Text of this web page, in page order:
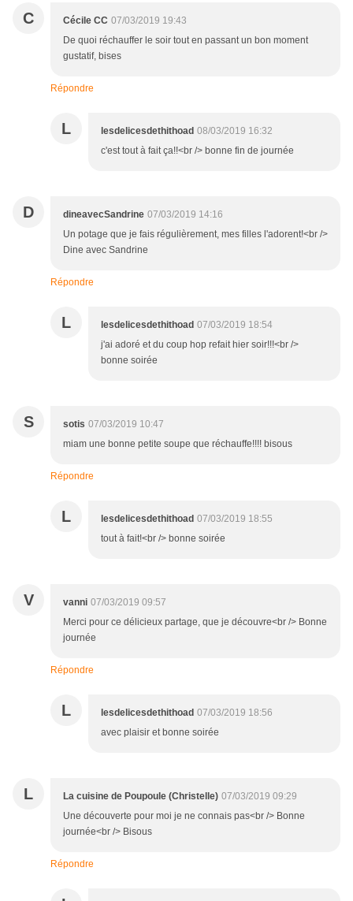
C Cécile CC 07/03/2019 19:43
De quoi réchauffer le soir tout en passant un bon moment
gustatif, bises
Répondre
L lesdelicesdethithoad 08/03/2019 16:32
c'est tout à fait ça!!<br /> bonne fin de journée
D dineavecSandrine 07/03/2019 14:16
Un potage que je fais régulièrement, mes filles l'adorent!<br />
Dine avec Sandrine
Répondre
L lesdelicesdethithoad 07/03/2019 18:54
j'ai adoré et du coup hop refait hier soir!!!<br />
bonne soirée
S sotis 07/03/2019 10:47
miam une bonne petite soupe que réchauffe!!!! bisous
Répondre
L lesdelicesdethithoad 07/03/2019 18:55
tout à fait!<br /> bonne soirée
V vanni 07/03/2019 09:57
Merci pour ce délicieux partage, que je découvre<br /> Bonne
journée
Répondre
L lesdelicesdethithoad 07/03/2019 18:56
avec plaisir et bonne soirée
L La cuisine de Poupoule (Christelle) 07/03/2019 09:29
Une découverte pour moi je ne connais pas<br /> Bonne
journée<br /> Bisous
Répondre